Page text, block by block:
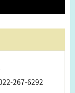
267-6292